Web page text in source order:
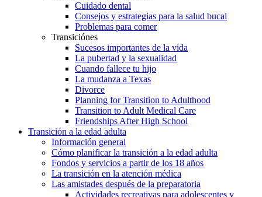
Cuidado dental
Consejos y estrategias para la salud bucal
Problemas para comer
Transiciónes
Sucesos importantes de la vida
La pubertad y la sexualidad
Cuando fallece tu hijo
La mudanza a Texas
Divorce
Planning for Transition to Adulthood
Transition to Adult Medical Care
Friendships After High School
Transición a la edad adulta
Información general
Cómo planificar la transición a la edad adulta
Fondos y servicios a partir de los 18 años
La transición en la atención médica
Las amistades después de la preparatoria
Actividades recreativas para adolescentes y